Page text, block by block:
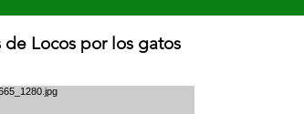
Locos por los gatos